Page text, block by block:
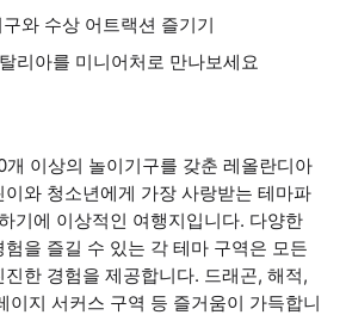
와 수상 어트랙션 즐기기
리아를 미니어처로 만나보세요
이상의 놀이기구를 갖춘 레올란디아
와 청소년에게 가장 사랑받는 테마파
기에 이상적인 여행지입니다. 다양한
을 즐길 수 있는 각 테마 구역은 모든
한 경험을 제공합니다. 드래곤, 해적,
이지 서커스 구역 등 즐거움이 가득합니